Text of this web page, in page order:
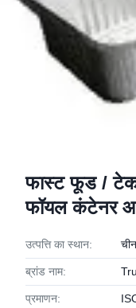
फास्ट फूड /
फॉयल कंटेनर
उत्पत्ति का स्थान: चीन
ब्रांड नाम:
प्रमाणन: